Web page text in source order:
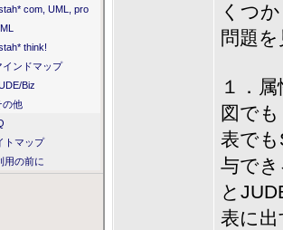
com, UML, pro
think!
インドマップ
Biz
の他
トマップ
用の前に
くつか
問題
１．
図でも
表で
与で
と
表に出